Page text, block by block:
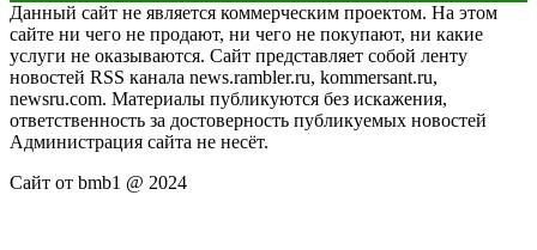
Данный сайт не является коммерческим проектом. На этом
сайте ни чего не продают, ни чего не покупают, ни какие
услуги не оказываются. Сайт представляет собой ленту
новостей RSS канала news.rambler.ru, kommersant.ru,
newsru.com. Материалы публикуются без искажения,
ответственность за достоверность публикуемых новостей
Администрация сайта не несёт.
Сайт от bmb1 @ 2024